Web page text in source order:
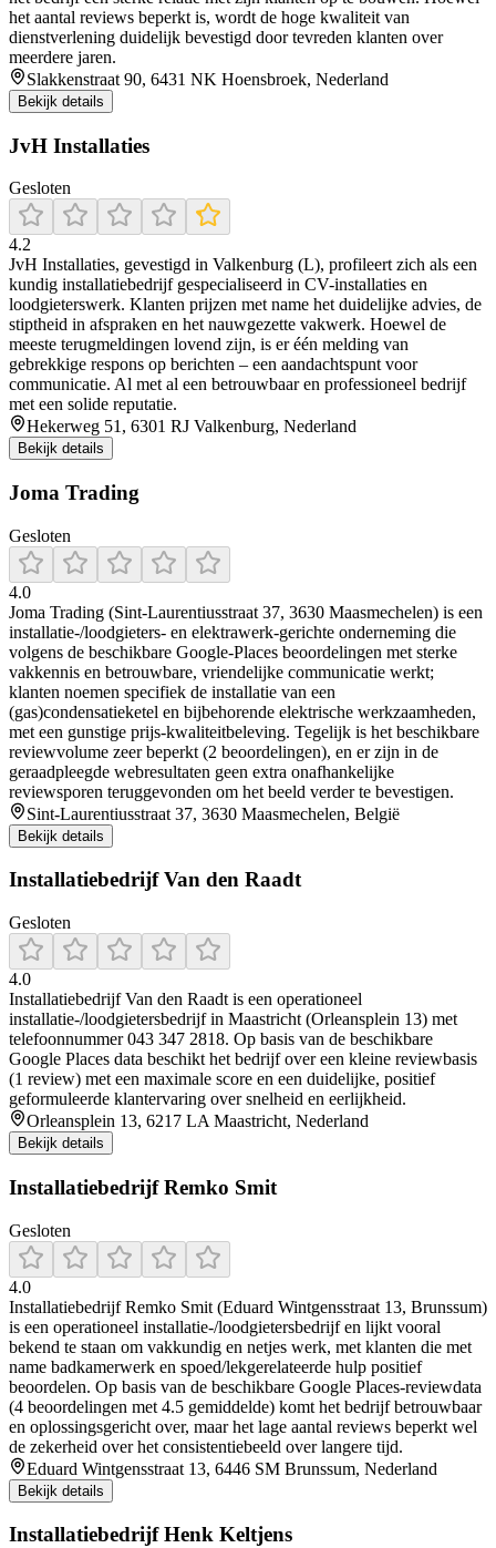
het aantal reviews beperkt is, wordt de hoge kwaliteit van
dienstverlening duidelijk bevestigd door tevreden klanten over
meerdere jaren.
Slakkenstraat 90, 6431 NK Hoensbroek, Nederland
Bekijk details
JvH Installaties
Gesloten
4.2
JvH Installaties, gevestigd in Valkenburg (L), profileert zich als een
kundig installatiebedrijf gespecialiseerd in CV-installaties en
loodgieterswerk. Klanten prijzen met name het duidelijke advies, de
stiptheid in afspraken en het nauwgezette vakwerk. Hoewel de
meeste terugmeldingen lovend zijn, is er één melding van
gebrekkige respons op berichten – een aandachtspunt voor
communicatie. Al met al een betrouwbaar en professioneel bedrijf
met een solide reputatie.
Hekerweg 51, 6301 RJ Valkenburg, Nederland
Bekijk details
Joma Trading
Gesloten
4.0
Joma Trading (Sint-Laurentiusstraat 37, 3630 Maasmechelen) is een
installatie-/loodgieters- en elektrawerk-gerichte onderneming die
volgens de beschikbare Google-Places beoordelingen met sterke
vakkennis en betrouwbare, vriendelijke communicatie werkt;
klanten noemen specifiek de installatie van een
(gas)condensatieketel en bijbehorende elektrische werkzaamheden,
met een gunstige prijs-kwaliteitbeleving. Tegelijk is het beschikbare
reviewvolume zeer beperkt (2 beoordelingen), en er zijn in de
geraadpleegde webresultaten geen extra onafhankelijke
reviewsporen teruggevonden om het beeld verder te bevestigen.
Sint-Laurentiusstraat 37, 3630 Maasmechelen, België
Bekijk details
Installatiebedrijf Van den Raadt
Gesloten
4.0
Installatiebedrijf Van den Raadt is een operationeel
installatie-/loodgietersbedrijf in Maastricht (Orleansplein 13) met
telefoonnummer 043 347 2818. Op basis van de beschikbare
Google Places data beschikt het bedrijf over een kleine reviewbasis
(1 review) met een maximale score en een duidelijke, positief
geformuleerde klantervaring over snelheid en eerlijkheid.
Orleansplein 13, 6217 LA Maastricht, Nederland
Bekijk details
Installatiebedrijf Remko Smit
Gesloten
4.0
Installatiebedrijf Remko Smit (Eduard Wintgensstraat 13, Brunssum)
is een operationeel installatie-/loodgietersbedrijf en lijkt vooral
bekend te staan om vakkundig en netjes werk, met klanten die met
name badkamerwerk en spoed/lekgerelateerde hulp positief
beoordelen. Op basis van de beschikbare Google Places-reviewdata
(4 beoordelingen met 4.5 gemiddelde) komt het bedrijf betrouwbaar
en oplossingsgericht over, maar het lage aantal reviews beperkt wel
de zekerheid over het consistentiebeeld over langere tijd.
Eduard Wintgensstraat 13, 6446 SM Brunssum, Nederland
Bekijk details
Installatiebedrijf Henk Keltjens